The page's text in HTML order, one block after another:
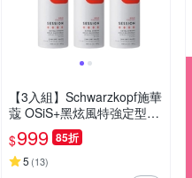
【3入組】Schwarzkopf施華
蔻 OSiS+黑炫風特強定型霧
500mlx3-快速到貨
$999 85折
5 (13)